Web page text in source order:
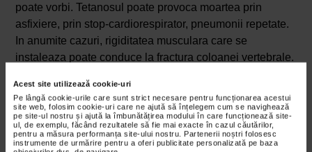
Acest site utilizează cookie-uri
Pe lângă cookie-urile care sunt strict necesare pentru funcționarea acestui
site web, folosim cookie-uri care ne ajută să înțelegem cum se navighează
pe site-ul nostru și ajută la îmbunătățirea modului în care funcționează site-
ul, de exemplu, făcând rezultatele să fie mai exacte în cazul căutărilor,
pentru a măsura performanța site-ului nostru. Partenerii noștri folosesc
instrumente de urmărire pentru a oferi publicitate personalizată pe baza
poate vorbi. Tetanosul poate provoca moartea prin
asfixiere, prin stop-cardiorespirator, pneumonii repetate.
In anumite cazuri, rigiditatea musculara care se
instaleaza poate conduce la fractura coloanei vertebrale.